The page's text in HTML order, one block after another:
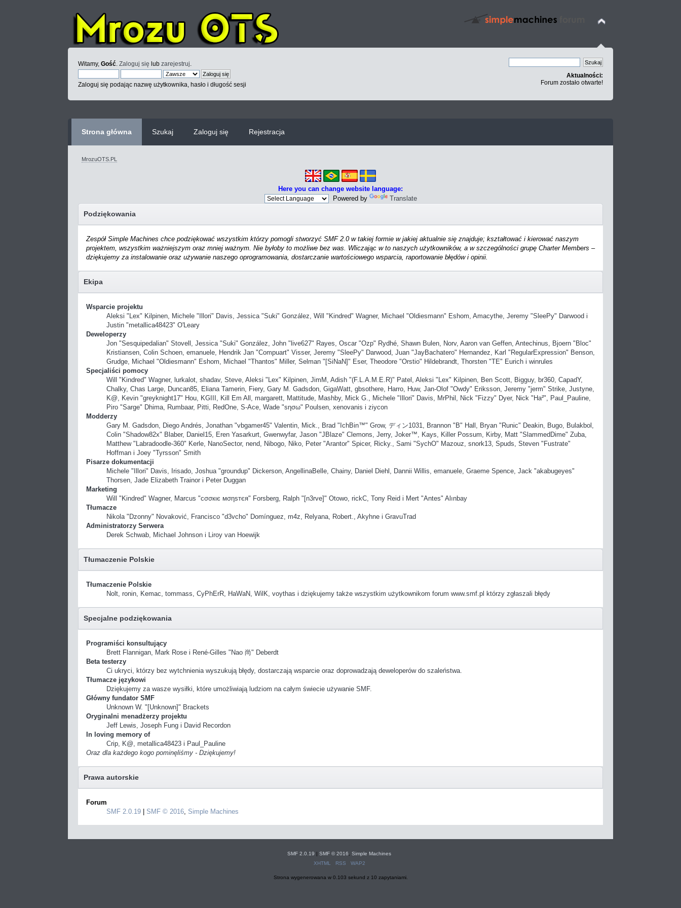
Witamy,Gość .Zaloguj się lubzarejestruj
Zaloguj się podając nazwę użytkownika, hasło i długość sesji
Aktualności:
Forum zostało otwarte!
Strona główna Szukaj Zaloguj się Rejestracja
MrozuOTS.PL
Here you can change website language:
Powered by
Translate
Podziękowania
Zespół Simple Machines chce podziękować wszystkim którzy pomogli stworzyć SMF 2.0 w takiej formie w jakiej aktualnie się znajduje; kształtować i kierować naszym
projektem, wszystkim ważniejszym oraz mniej ważnym. Nie byłoby to możliwe bez was. Wliczając w to naszych użytkowników, a w szczególności grupę Charter Members –
dziękujemy za instalowanie oraz używanie naszego oprogramowania, dostarczanie wartościowego wsparcia, raportowanie błędów i opinii.
Ekipa
Wsparcie projektu
Aleksi "Lex" Kilpinen, Michele "Illori" Davis, Jessica "Suki" González, Will "Kindred" Wagner, Michael "Oldiesmann" Eshom, Amacythe, Jeremy "SleePy" Darwood i
Justin "metallica48423" O'Leary
Deweloperzy
Jon "Sesquipedalian" Stovell, Jessica "Suki" González, John "live627" Rayes, Oscar "Ozp" Rydhé, Shawn Bulen, Norv, Aaron van Geffen, Antechinus, Bjoern "Bloc"
Kristiansen, Colin Schoen, emanuele, Hendrik Jan "Compuart" Visser, Jeremy "SleePy" Darwood, Juan "JayBachatero" Hernandez, Karl "RegularExpression" Benson,
Grudge, Michael "Oldiesmann" Eshom, Michael "Thantos" Miller, Selman "[SiNaN]" Eser, Theodore "Orstio" Hildebrandt, Thorsten "TE" Eurich i winrules
Specjaliści pomocy
Will "Kindred" Wagner, lurkalot, shadav, Steve, Aleksi "Lex" Kilpinen, JimM, Adish "(F.L.A.M.E.R)" Patel, Aleksi "Lex" Kilpinen, Ben Scott, Bigguy, br360, CapadY,
Chalky, Chas Large, Duncan85, Eliana Tamerin, Fiery, Gary M. Gadsdon, GigaWatt, gbsothere, Harro, Huw, Jan-Olof "Owdy" Eriksson, Jeremy "jerm" Strike, Justyne,
K@, Kevin "greyknight17" Hou, KGIII, Kill Em All, margarett, Mattitude, Mashby, Mick G., Michele "Illori" Davis, MrPhil, Nick "Fizzy" Dyer, Nick "Ha²", Paul_Pauline,
Piro "Sarge" Dhima, Rumbaar, Pitti, RedOne, S-Ace, Wade "sησω" Poulsen, xenovanis i ziycon
Modderzy
Gary M. Gadsdon, Diego Andrés, Jonathan "vbgamer45" Valentin, Mick., Brad "IchBin™" Grow, ディン1031, Brannon "B" Hall, Bryan "Runic" Deakin, Bugo, Bulakbol,
Colin "Shadow82x" Blaber, Daniel15, Eren Yasarkurt, Gwenwyfar, Jason "JBlaze" Clemons, Jerry, Joker™, Kays, Killer Possum, Kirby, Matt "SlammedDime" Zuba,
Matthew "Labradoodle-360" Kerle, NanoSector, nend, Nibogo, Niko, Peter "Arantor" Spicer, Ricky., Sami "SychO" Mazouz, snork13, Spuds, Steven "Fustrate"
Hoffman i Joey "Tyrsson" Smith
Pisarze dokumentacji
Michele "Illori" Davis, Irisado, Joshua "groundup" Dickerson, AngellinaBelle, Chainy, Daniel Diehl, Dannii Willis, emanuele, Graeme Spence, Jack "akabugeyes"
Thorsen, Jade Elizabeth Trainor i Peter Duggan
Marketing
Will "Kindred" Wagner, Marcus "cσσкιє мσηѕтєя" Forsberg, Ralph "[n3rve]" Otowo, rickC, Tony Reid i Mert "Antes" Alınbay
Tłumacze
Nikola "Dzonny" Novaković, Francisco "d3vcho" Domínguez, m4z, Relyana, Robert., Akyhne i GravuTrad
Administratorzy Serwera
Derek Schwab, Michael Johnson i Liroy van Hoewijk
Tłumaczenie Polskie
Tłumaczenie Polskie
Nolt, ronin, Kemac, tommass, CyPhErR, HaWaN, WilK, voythas i dziękujemy także wszystkim użytkownikom forum www.smf.pl którzy zgłaszali błędy
Specjalne podziękowania
Programiści konsultujący
Brett Flannigan, Mark Rose i René-Gilles "Nao 尚" Deberdt
Beta testerzy
Ci ukryci, którzy bez wytchnienia wyszukują błędy, dostarczają wsparcie oraz doprowadzają deweloperów do szaleństwa.
Tłumacze językowi
Dziękujemy za wasze wysiłki, które umożliwiają ludziom na całym świecie używanie SMF.
Główny fundator SMF
Unknown W. "[Unknown]" Brackets
Oryginalni menadżerzy projektu
Jeff Lewis, Joseph Fung i David Recordon
In loving memory of
Crip, K@, metallica48423 i Paul_Pauline
Oraz dla każdego kogo pominęliśmy - Dziękujemy!
Prawa autorskie
Forum
SMF 2.0.19 | SMF © 2016 Simple Machines
SMF 2.0.19 | SMF © 2016
Simple Machines
XHTML
RSS WAP2
Strona wygenerowana w 0.103 sekund z 10 zapytaniami.